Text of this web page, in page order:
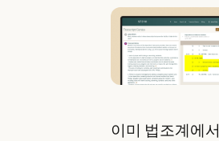
이미 법조계에서